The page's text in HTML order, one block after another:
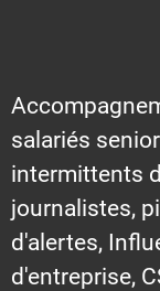
salariés
intermittents
journalistes,
d'alertes,
d'entreprise,